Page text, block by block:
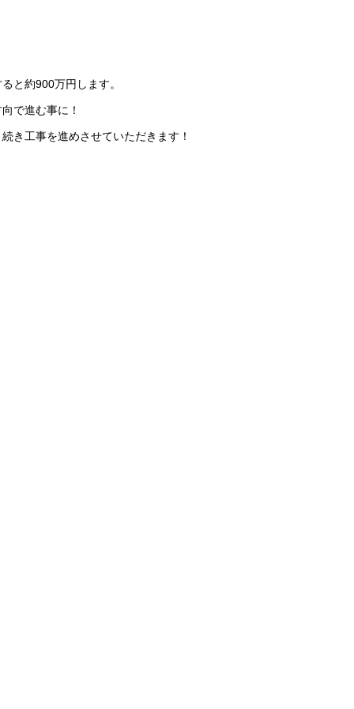
と約900万円します。
で進む事に！
き工事を進めさせていただきます！